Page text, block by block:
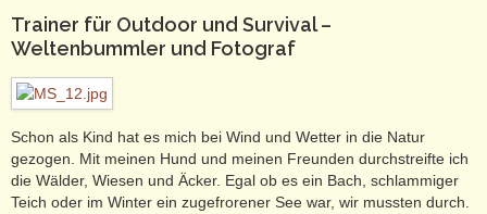
Trainer für Outdoor und Survival –
Weltenbummler und Fotograf
Schon als Kind hat es mich bei Wind und Wetter in die Natur
gezogen. Mit meinen Hund und meinen Freunden durchstreifte ich
die Wälder, Wiesen und Äcker. Egal ob es ein Bach, schlammiger
Teich oder im Winter ein zugefrorener See war, wir mussten durch.